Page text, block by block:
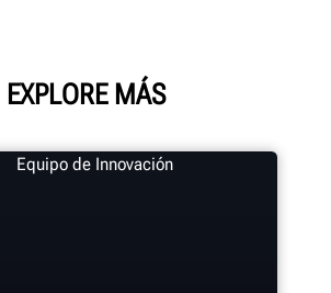
EXPLORE MÁS